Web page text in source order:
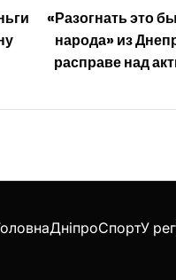
«Разогнать это
народа» из
расправе над
ДніпроСпортУ